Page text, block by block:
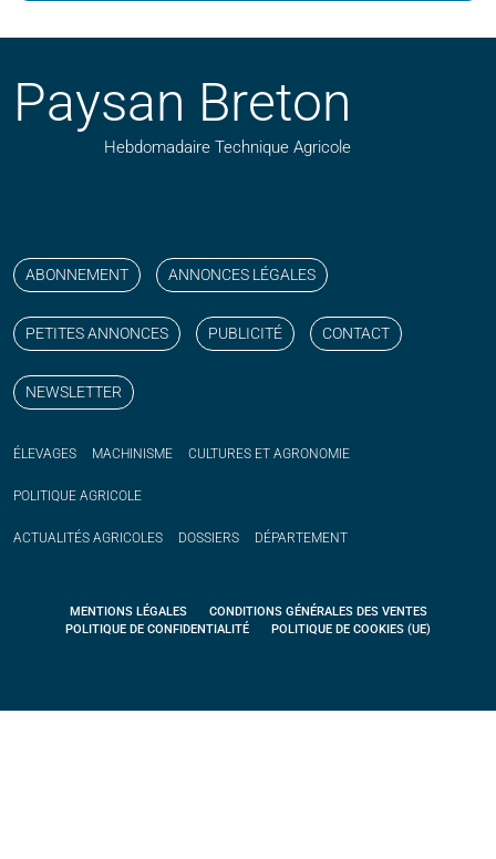
Paysan Breton
Hebdomadaire Technique Agricole
ABONNEMENT ANNONCES LÉGALES
PETITES ANNONCES PUBLICITÉ CONTACT
NEWSLETTER
ÉLEVAGES MACHINISME CULTURES ET AGRONOMIE
POLITIQUE AGRICOLE
ACTUALITÉS AGRICOLES DOSSIERS DÉPARTEMENT
MENTIONS LÉGALES
CONDITIONS GÉNÉRALES DES VENTES
POLITIQUE DE CONFIDENTIALITÉ
POLITIQUE DE COOKIES (UE)